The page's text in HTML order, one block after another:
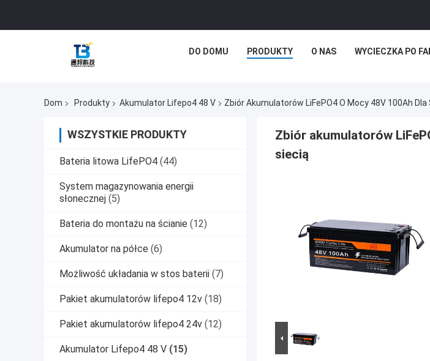
DO DOMU PRODUKTY O NAS WYCIECZKA PO
Dom Produkty Akumulator Lifepo4 48 V Zbiór Akumulatorów LiFePO4 O Mocy 48V 100Ah
WSZYSTKIE PRODUKTY
Bateria litowa LifePO4 (44)
System magazynowania energii
słonecznej (5)
Bateria do montażu na ścianie (12)
Akumulator na półce (6)
Możliwość układania w stos baterii (7)
Pakiet akumulatorów lifepo4 12v (18)
Pakiet akumulatorów lifepo4 24v (12)
Akumulator Lifepo4 48 V (15)
Zbiór akumulatorów
siecią